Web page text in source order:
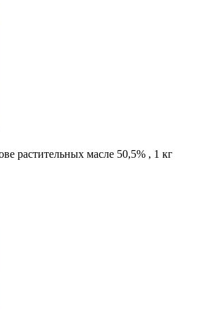
растительных масле 50,5% , 1 кг